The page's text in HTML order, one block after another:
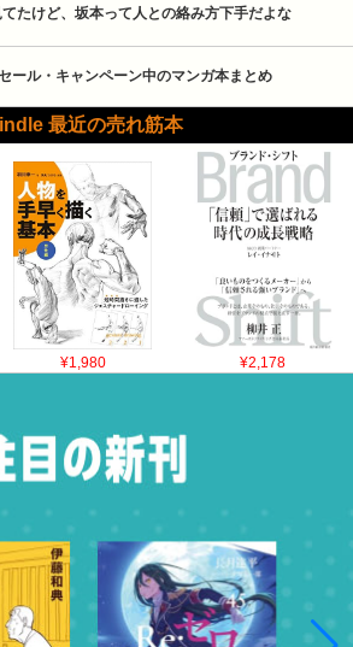
てたけど、坂本って人との絡み方下手だよな
ール・キャンペーン中のマンガ本まとめ
最近の売れ筋本
¥1,980 ¥2,178